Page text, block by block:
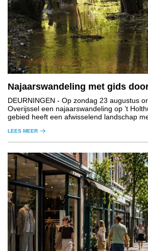
Najaarswandeling met gids
DEURNINGEN - Op zondag 23 augustus
Overijssel een najaarswandeling op ’t
gebied heeft een afwisselend landschap
LEES MEER